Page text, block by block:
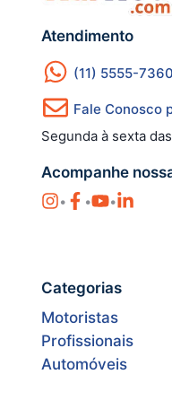
Atendimento
(11) 5555-
Fale Conosco
Segunda à sexta
Acompanhe
• • •
Categorias
Motoristas
Profissionais
Automóveis